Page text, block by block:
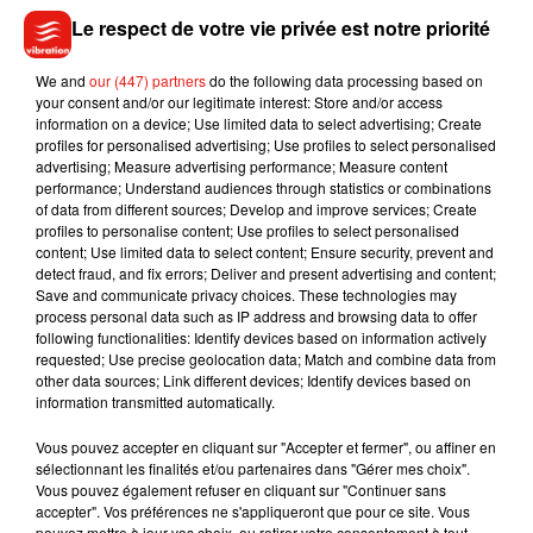
2017
#FRANOR
LA FRANCE EST CHAMPIONNE DU MONDE DE
HANDBALL ! EXCEPTIONNEL !
pic.twitter.com/lDWXDcTZ6q
— MYTF1 (@MYTF1)17 décembre 2017
Musique
Julien Lieb s’essaye à la vie de chatelain
dans son nouveau clip
Le respect de votre vie privée est notre priorité
We and our (447) partnersdo the following data processing based on
your consent and/or our legitimate interest: Store and/or access
information on a device; Use limited data to select advertising; Create
profiles for personalised advertising; Use profiles to select personalised
advertising; Measure advertising performance; Measure content
performance; Understand audiences through statistics or combinations
of data from different sources; Develop and improve services; Create
profiles to personalise content; Use profiles to select personalised
content; Use limited data to select content; Ensure security, prevent and
detect fraud, and fix errors; Deliver and present advertising and content;
Save and communicate privacy choices. These technologies may
process personal data such as IP address and browsing data to offer
following functionalities: Identify devices based on information actively
requested; Use precise geolocation data; Match and combine data from
other data sources; Link different devices; Identify devices based on
information transmitted automatically.
Vous pouvez accepter en cliquant sur "Accepter et fermer", ou affiner en
sélectionnant les finalités et/ou partenaires dans "Gérer mes choix".
Vous pouvez également refuser en cliquant sur "Continuer sans
accepter". Vos préférences ne s'appliqueront que pour ce site. Vous